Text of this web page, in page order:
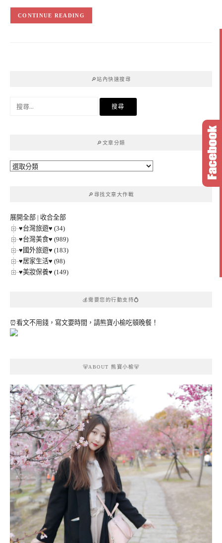
CONTINUE READING
🔎站內快速搜尋
🔎文章分類
🔎
🔎尋找文章大作戰
展開全部 | 收合全部
♥台灣旅遊♥ (34)
♥台灣美食♥ (989)
♥國外旅遊♥ (183)
♥居家生活♥ (98)
♥美妝保養♥ (149)
💰需要您的行動支持💍
⏰看文不用錢，寫文要時間，請熊寶小榆吃頓晚餐！
🐻ABOUT 熊寶小榆🐻